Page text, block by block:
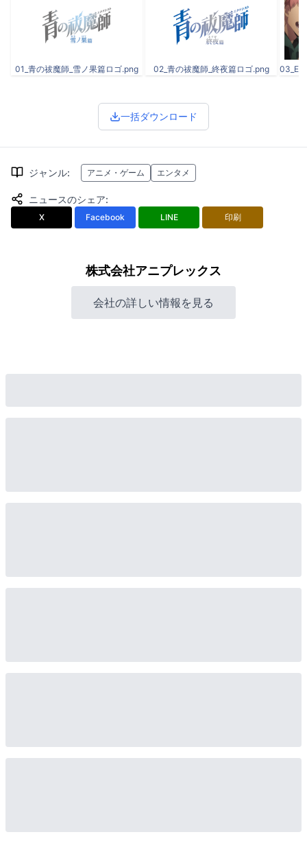
01_青の祓魔師_雪ノ果篇ロゴ.png 02_青の祓魔師_終夜篇ロゴ.png
一括ダウンロード
ジャンル: アニメ・ゲーム エンタメ
ニュースのシェア:
X Facebook LINE 印刷
株式会社アニプレックス
会社の詳しい情報を見る